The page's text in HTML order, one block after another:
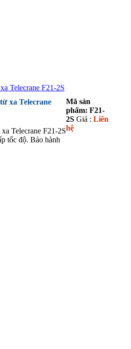
Telecrane F21-2S
xa Telecrane
Telecrane F21-2S
tốc độ. Bảo hành
Mã sản
phẩm: F21-
2S Giá : Liên
hệ